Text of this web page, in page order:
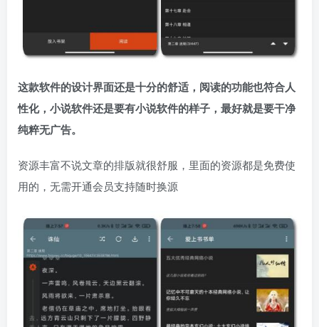
这款软件的设计界面还是十分的舒适， 阅读的功能也符合人
性化， 小说软件还是要有小说软件的样子， 最好就是要干净
纯粹无广告。
资源丰富不说文章的排版就很舒服，里面的资源都是免费使
用的，无需开通会员支持随时换源